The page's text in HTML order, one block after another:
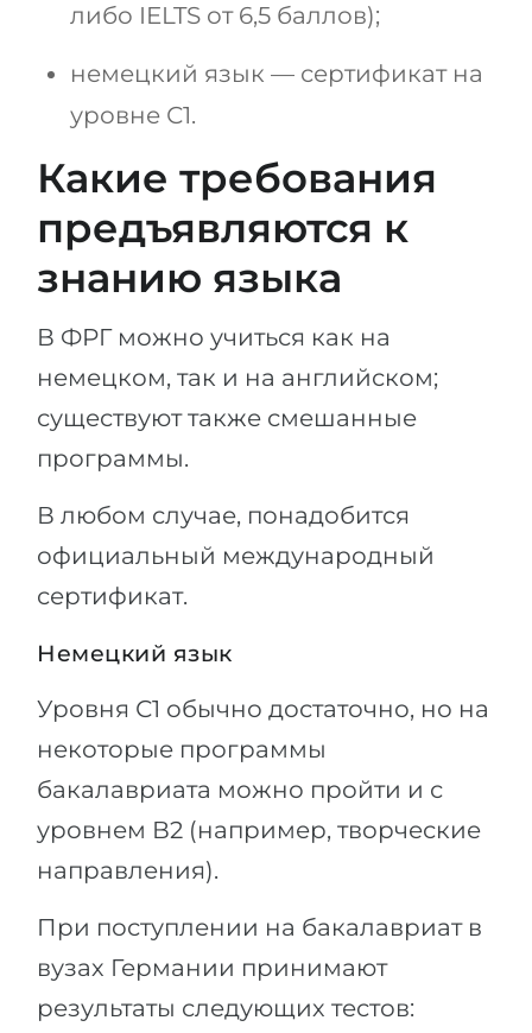
либо IELTS от 6,5 баллов);
немецкий язык — сертификат на
уровне С1.
Какие требования
предъявляются к
знанию языка
В ФРГ можно учиться как на
немецком, так и на английском;
существуют также смешанные
программы.
В любом случае, понадобится
официальный международный
сертификат.
Немецкий язык
Уровня С1 обычно достаточно, но на
некоторые программы
бакалавриата можно пройти и с
уровнем В2 (например, творческие
направления).
При поступлении на бакалавриат в
вузах Германии принимают
результаты следующих тестов: